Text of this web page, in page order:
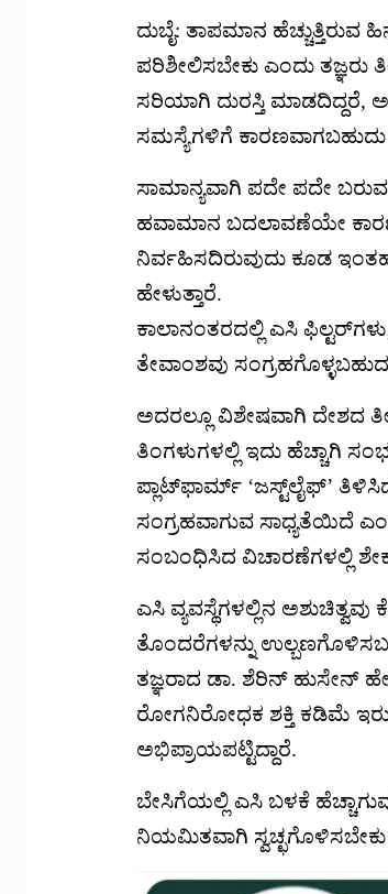
ದುಬೈ: ತಾಪಮಾನ ಹೆಚ್ಚುತ್ತಿರುವ
ಪರಿಶೀಲಿಸಬೇಕು ಎಂದು ತಜ್ಞರು
ಸರಿಯಾಗಿ ದುರಸ್ತಿ ಮಾಡದಿದ್ದರೆ,
ಸಮಸ್ಯೆಗಳಿಗೆ ಕಾರಣವಾಗಬಹುದು
ಸಾಮಾನ್ಯವಾಗಿ ಪದೇ ಪದೇ
ಹವಾಮಾನ ಬದಲಾವಣೆಯೇ ಕಾರಣ
ನಿರ್ವಹಿಸದಿರುವುದು ಕೂಡ
ಹೇಳುತ್ತಾರೆ.
ಕಾಲಾನಂತರದಲ್ಲಿ ಎಸಿ
ತೇವಾಂಶವು
ಅದರಲ್ಲೂ ವಿಶೇಷವಾಗಿ ದೇಶದ
ತಿಂಗಳುಗಳಲ್ಲಿ ಇದು ಹೆಚ್ಚಾಗಿ
ಪ್ಲಾಟ್‌ಫಾರ್ಮ್ ‘ಜಸ್ಟ್‌ಲೈಫ್’
ಸಂಗ್ರಹವಾಗುವ ಸಾಧ್ಯತೆಯಿದೆ
ಸಂಬಂಧಿಸಿದ ವಿಚಾರಣೆಗಳಲ್ಲಿ
ಎಸಿ ವ್ಯವಸ್ಥೆಗಳಲ್ಲಿನ
ತೊಂದರೆಗಳನ್ನು
ತಜ್ಞರಾದ ಡಾ. ಶೆರಿನ್ ಹುಸೇನ್
ರೋಗನಿರೋಧಕ ಶಕ್ತಿ ಕಡಿಮೆ
ಅಭಿಪ್ರಾಯಪಟ್ಟಿದ್ದಾರೆ.
ಬೇಸಿಗೆಯಲ್ಲಿ ಎಸಿ ಬಳಕೆ
ನಿಯಮಿತವಾಗಿ ಸ್ವಚ್ಛಗೊಳಿಸಬೇಕು